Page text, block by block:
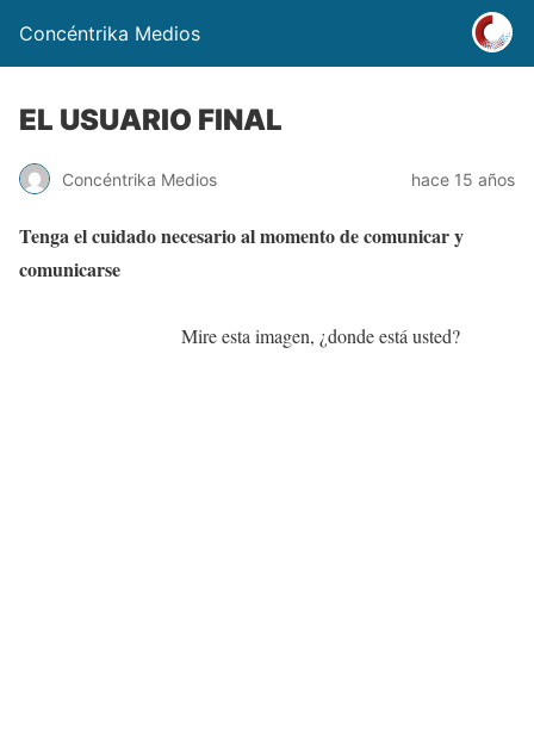
Concéntrika Medios
EL USUARIO FINAL
Concéntrika Medios hace 15 años
Tenga el cuidado necesario al momento de comunicar y
comunicarse
Mire esta imagen, ¿donde está usted?